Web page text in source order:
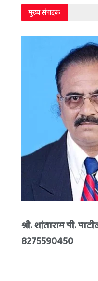
मुख्य संपादक
श्री. शांताराम पी.
8275590450